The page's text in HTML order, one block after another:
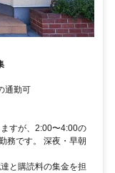
での通勤可
すが、2:00〜4:00の
務です。 深夜・早朝
と購読料の集金を担